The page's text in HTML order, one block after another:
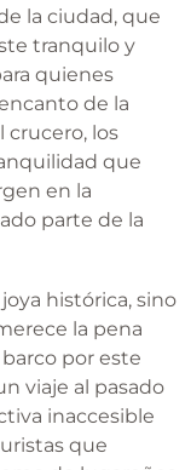
la ciudad, que
tranquilo y
quienes
de la
crucero, los
que
en la
parte de la
histórica, sino
la pena
por este
viaje al pasado
inaccesible
que